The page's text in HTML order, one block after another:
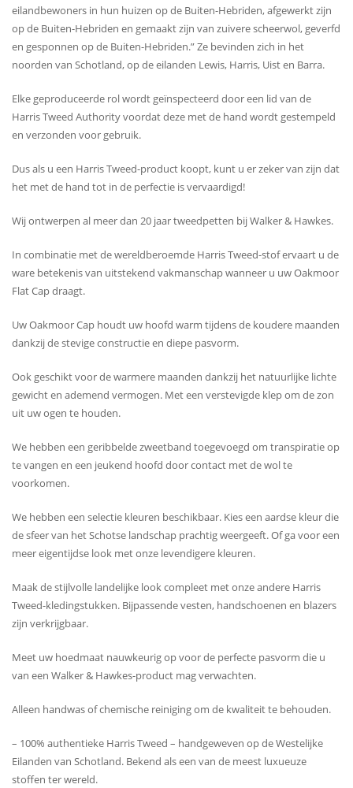
eilandbewoners in hun huizen op de Buiten-Hebriden, afgewerkt zijn
op de Buiten-Hebriden en gemaakt zijn van zuivere scheerwol, geverfd
en gesponnen op de Buiten-Hebriden.” Ze bevinden zich in het
noorden van Schotland, op de eilanden Lewis, Harris, Uist en Barra.
Elke geproduceerde rol wordt geïnspecteerd door een lid van de
Harris Tweed Authority voordat deze met de hand wordt gestempeld
en verzonden voor gebruik.
Dus als u een Harris Tweed-product koopt, kunt u er zeker van zijn dat
het met de hand tot in de perfectie is vervaardigd!
Wij ontwerpen al meer dan 20 jaar tweedpetten bij Walker & Hawkes.
In combinatie met de wereldberoemde Harris Tweed-stof ervaart u de
ware betekenis van uitstekend vakmanschap wanneer u uw Oakmoor
Flat Cap draagt.
Uw Oakmoor Cap houdt uw hoofd warm tijdens de koudere maanden
dankzij de stevige constructie en diepe pasvorm.
Ook geschikt voor de warmere maanden dankzij het natuurlijke lichte
gewicht en ademend vermogen. Met een verstevigde klep om de zon
uit uw ogen te houden.
We hebben een geribbelde zweetband toegevoegd om transpiratie op
te vangen en een jeukend hoofd door contact met de wol te
voorkomen.
We hebben een selectie kleuren beschikbaar. Kies een aardse kleur die
de sfeer van het Schotse landschap prachtig weergeeft. Of ga voor een
meer eigentijdse look met onze levendigere kleuren.
Maak de stijlvolle landelijke look compleet met onze andere Harris
Tweed-kledingstukken. Bijpassende vesten, handschoenen en blazers
zijn verkrijgbaar.
Meet uw hoedmaat nauwkeurig op voor de perfecte pasvorm die u
van een Walker & Hawkes-product mag verwachten.
Alleen handwas of chemische reiniging om de kwaliteit te behouden.
– 100% authentieke Harris Tweed – handgeweven op de Westelijke
Eilanden van Schotland. Bekend als een van de meest luxueuze
stoffen ter wereld.